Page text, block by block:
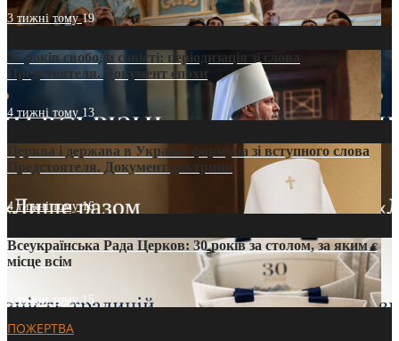
3 тижні тому19
35 років свободи совісті: періодизація зі слова
Предстоятеля. Документ епохи
4 тижні тому 13
Церква і держава в Україні: формула зі вступного слова
Предстоятеля. Документ доктрини
4 тижні тому16
Всеукраїнська Рада Церков: 30 років за столом, за яким є
місце всім
4 тижні тому15
ПОЖЕРТВА